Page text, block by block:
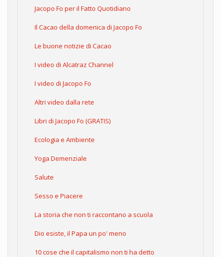
Jacopo Fo per il Fatto Quotidiano
Il Cacao della domenica di Jacopo Fo
Le buone notizie di Cacao
I video di Alcatraz Channel
I video di Jacopo Fo
Altri video dalla rete
Libri di Jacopo Fo (GRATIS)
Ecologia e Ambiente
Yoga Demenziale
Salute
Sesso e Piacere
La storia che non ti raccontano a scuola
Dio esiste, il Papa un po' meno
10 cose che il capitalismo non ti ha detto